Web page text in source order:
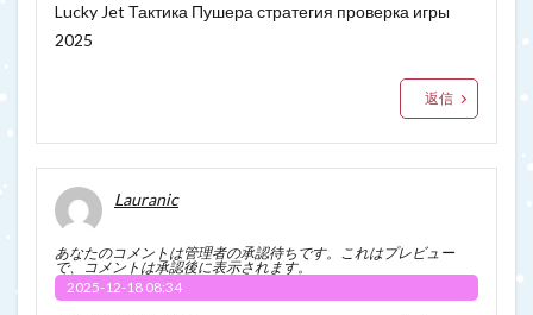
Lucky Jet Тактика Пушера стратегия проверка игры
2025
返信
Lauranic
あなたのコメントは管理者の承認待ちです。これはプレビュー
で、コメントは承認後に表示されます。
2025-12-18 08:34